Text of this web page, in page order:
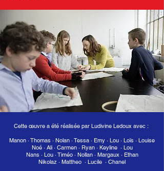
Cette œuvre a été réalisée par Ludivine Ledoux avec :
Manon · Thomas · Nolan · Tessa · Emy · Lou · Loïs · Louise
Noé · Ali · Carmen · Ryan · Keyline · Lou
Nans · Lou · Timéo · Nollan · Margaux · Ethan
Nikolaz · Mattheo · Lucile · Chanel